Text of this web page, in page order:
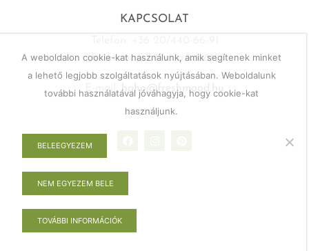
KAPCSOLAT
(hétköznap 7-17 óra között)
E-mail: haho@freshmood.hu
A weboldalon cookie-kat használunk, amik segítenek minket
a lehető legjobb szolgáltatások nyújtásában. Weboldalunk
további használatával jóváhagyja, hogy cookie-kat
használjunk.
BELEEGYEZEM
NEM EGYEZEM BELE
TOVÁBBI INFORMÁCIÓK